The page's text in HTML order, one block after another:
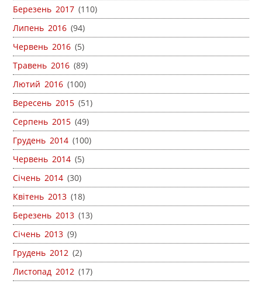
Березень 2017 (110)
Липень 2016 (94)
Червень 2016 (5)
Травень 2016 (89)
Лютий 2016 (100)
Вересень 2015 (51)
Серпень 2015 (49)
Грудень 2014 (100)
Червень 2014 (5)
Січень 2014 (30)
Квітень 2013 (18)
Березень 2013 (13)
Січень 2013 (9)
Грудень 2012 (2)
Листопад 2012 (17)